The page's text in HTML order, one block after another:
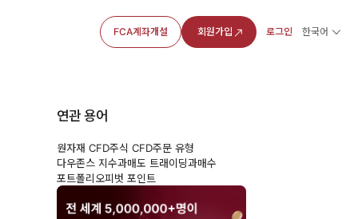
FCA계좌개설 회원가입 로그인 한국어
연관 용어
원자재 CFD주식 CFD주문 유형
다우존스 지수과매도 트래이딩과매수
포트폴리오피벗 포인트